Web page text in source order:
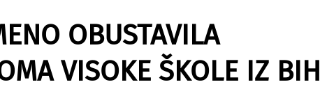
OBUSTAVILA
VISOKE ŠKOLE IZ BIH